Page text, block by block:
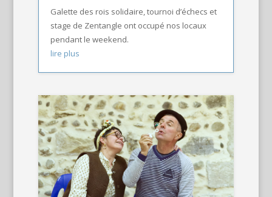
Galette des rois solidaire, tournoi d’échecs et
stage de Zentangle ont occupé nos locaux
pendant le weekend.
lire plus